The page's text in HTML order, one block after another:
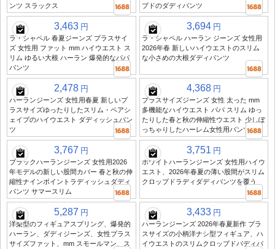
ンツ スラックス
プドのダディパンツ
3,463 円
ラ・シャペル 春夏ジーンズ プラスサイ
ズ 女性用 ファット mm ハイウエスト ス
リム ゆるい大根 ハーラン 爆発的なパパ
パンツ
3,694 円
ラ・シャペル ハーラン ジーンズ 女性用
2026年春 新しいハイウエストのスリム
な小さめの大根ダディパンツ
2,478 円
ハーランジーンズ 女性用春夏 新しいプ
ラスサイズゆったりしたスリム・ペアシ
ェイプのハイウエスト ダディッシュパン
ツ
4,368 円
プラスサイズジーンズ 女性 太った mm
多機能なハイウエスト パパ スリム ゆっ
たりした春と秋の伸縮性ウエスト 少しぽ
っちゃりしたハーレム女性用パンツ
3,767 円
ブラックハーランジーンズ 女性用2026
年モデルの新しい股間カバー 春と秋の伸
縮性ナインポイントラディッシュダディ
パンツ サマースリム
3,751 円
ホワイトハーランジーンズ 女性用ハイウ
エスト、2026年春夏の薄い股間がスリム
クロップドラディダディパンツを覆う
5,287 円
洋梨型のフィギュアスプリング、爆発的
ハーラン、ダディジーンズ、女性プラス
サイズファット、mm スモールマン、ス
3,433 円
ハーランジーンズ 2026年春夏新作 プラ
スサイズの小柄洋ナシ型フィギュア、ハ
イウエストのスリムクロップドパディパ